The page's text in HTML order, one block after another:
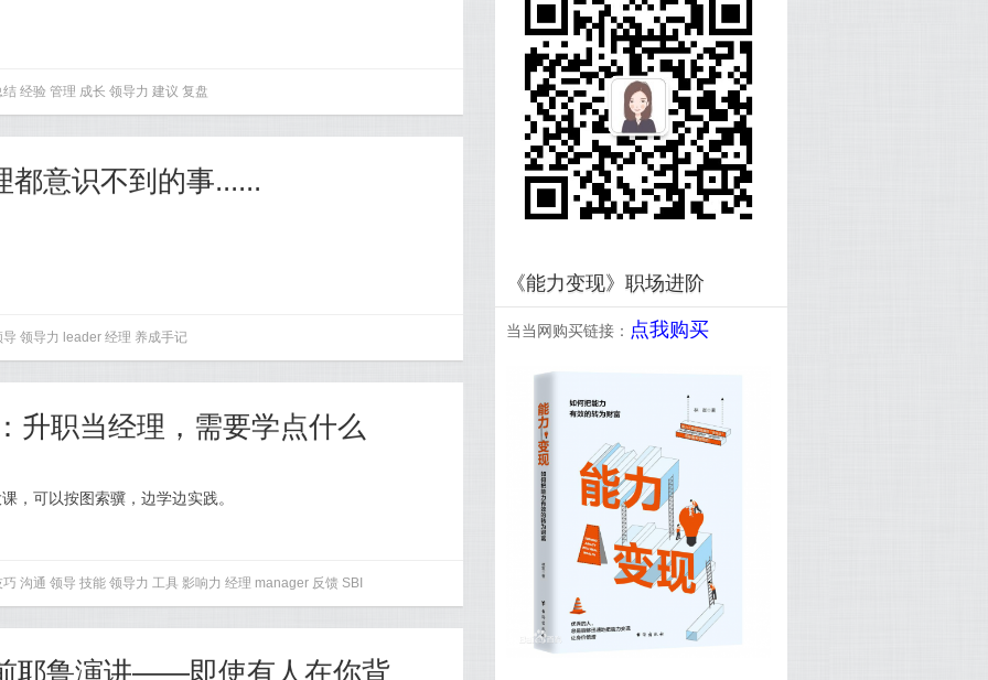
结 经验 管理 成长 领导力 建议 复盘
都意识不到的事......
导 领导力 leader 经理 养成手记
升职当经理，需要学点什么
，可以按图索骥，边学边实践。
巧 沟通 领导 技能 领导力 工具 影响力 经理 manager 反馈 SBI
《能力变现》职场进阶
当当网购买链接： 点我购买